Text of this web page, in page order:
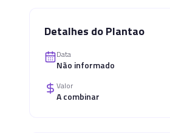
Detalhes do Plantao
Data
Não informado
Valor
A combinar